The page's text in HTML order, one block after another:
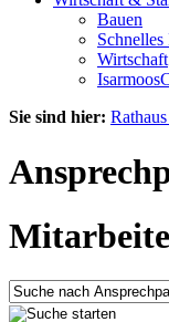
Bauen
Schnelles
Wirtschaft
Sie sind hier: